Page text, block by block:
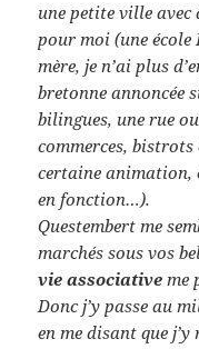
une petite ville
pour moi (une école
mère, je n’ai plus
bretonne annoncée
bilingues, une rue
commerces,
certaine animation,
en fonction…).
Questembert me
marchés sous vos
vie associative me
Donc j’y passe au
en me disant que